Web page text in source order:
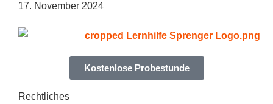
17. November 2024
Kostenlose Probestunde
Rechtliches